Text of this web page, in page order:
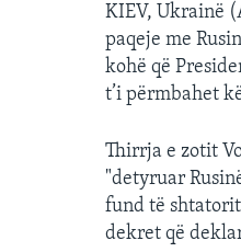
KIEV, Ukrainë
paqeje me
kohë që
t’i përmbahet
Thirrja e zotit
"detyruar
fund të
dekret që